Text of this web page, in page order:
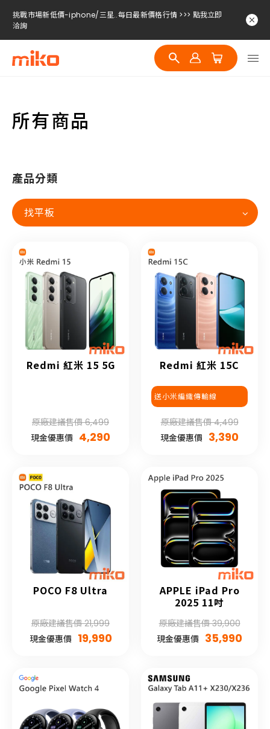
挑戰市場新低價-iphone/三星..每日最新價格行情 >>> 點我立即
洽詢
挑戰市場新低價-iphone/三星..每日最新價格行情 >>> 點我立即
洽詢
挑戰市場新低價-iphone/三星..每日最新價格行情 >>> 點我立即
所有商品
產品分類
找平板
Redmi 紅米 15 5G
原廠建議售價 6,499
現金優惠價 4,290
Redmi 紅米 15C
送小米編織傳輸線
原廠建議售價 4,499
現金優惠價 3,390
POCO F8 Ultra
原廠建議售價 21,999
現金優惠價 19,990
APPLE iPad Pro
2025 11吋
原廠建議售價 39,900
現金優惠價 35,990